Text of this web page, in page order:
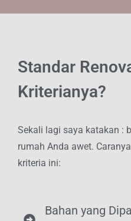
Standar
Kriterianya?
Sekali lagi saya katakan :
rumah Anda awet.
kriteria ini:
Bahan yang